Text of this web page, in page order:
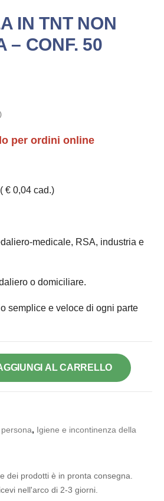
IN TNT NON
– CONF. 50
per ordini online
€ 0,04 cad.)
medicale, RSA, industria e
o domiciliare.
semplice e veloce di ogni parte
AL CARRELLO
persona, Igiene e incontinenza della
dei prodotti è in pronta consegna.
nell'arco di 2-3 giorni.